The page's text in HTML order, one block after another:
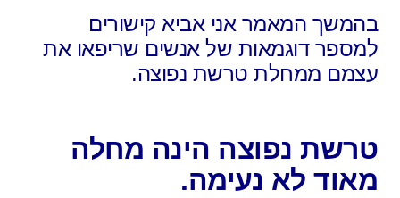
בהמשך המאמר אני אביא קישורים
למספר דוגמאות של אנשים שריפאו את
עצמם ממחלת טרשת נפוצה.
טרשת נפוצה הינה מחלה
מאוד לא נעימה.